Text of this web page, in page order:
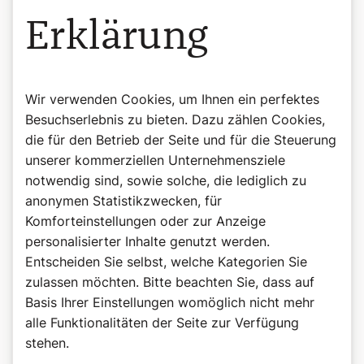
Erklärung
Wir verwenden Cookies, um Ihnen ein perfektes
Besuchserlebnis zu bieten. Dazu zählen Cookies,
die für den Betrieb der Seite und für die Steuerung
unserer kommerziellen Unternehmensziele
notwendig sind, sowie solche, die lediglich zu
anonymen Statistikzwecken, für
Komforteinstellungen oder zur Anzeige
personalisierter Inhalte genutzt werden.
Entscheiden Sie selbst, welche Kategorien Sie
zulassen möchten. Bitte beachten Sie, dass auf
Basis Ihrer Einstellungen womöglich nicht mehr
alle Funktionalitäten der Seite zur Verfügung
stehen.